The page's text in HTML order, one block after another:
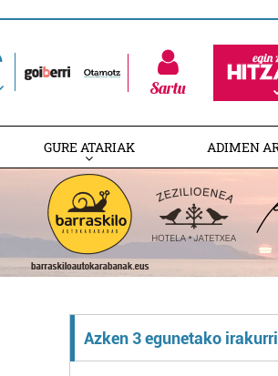
Sartu
GURE ATARIAK ADIMEN
Azken 3 egunetako